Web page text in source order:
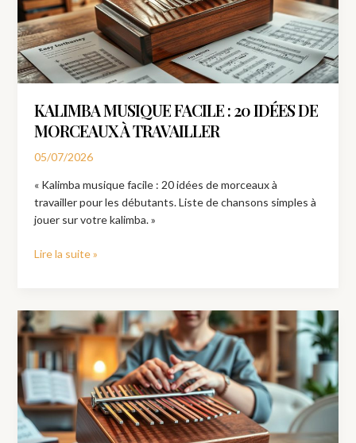
KALIMBA MUSIQUE FACILE : 20 IDÉES DE
MORCEAUX À TRAVAILLER
05/07/2026
« Kalimba musique facile : 20 idées de morceaux à
travailler pour les débutants. Liste de chansons simples à
jouer sur votre kalimba. »
de
morceaux
à
travailler
Lire la suite »
Kalimba
21
lames
:
passer
au